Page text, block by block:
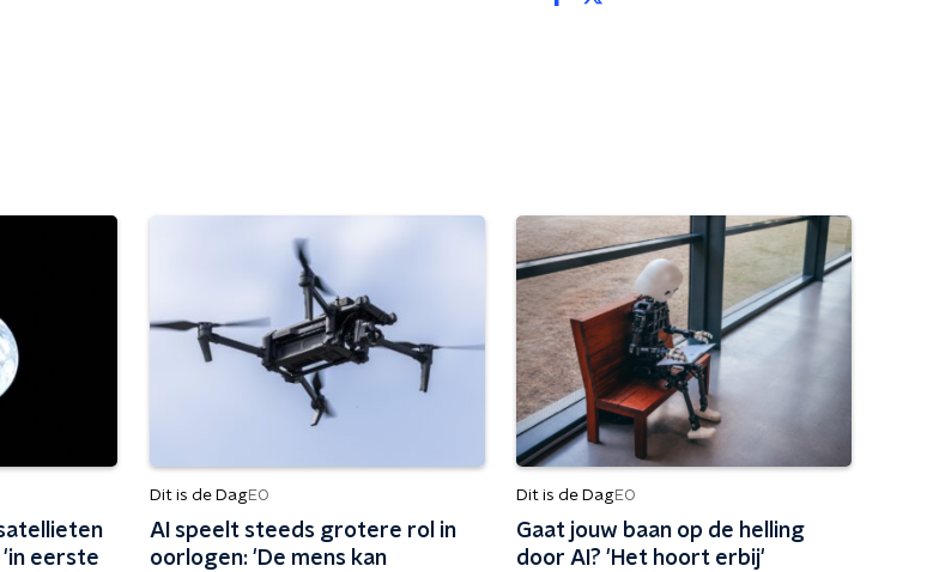
'in eerste
Dit is de DagEO
AI speelt steeds grotere rol in
oorlogen: 'De mens kan
Dit is de DagEO
Gaat jouw baan op de helling
door AI? 'Het hoort erbij'